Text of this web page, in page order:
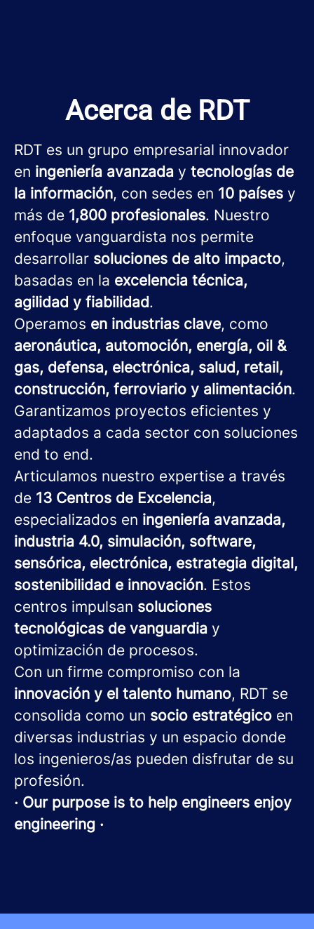
Acerca de RDT
RDT es un grupo empresarial innovador
en ingeniería avanzada y tecnologías de
la información, con sedes en 10 países y
más de 1,800 profesionales. Nuestro
enfoque vanguardista nos permite
desarrollar soluciones de alto impacto,
basadas en la excelencia técnica,
agilidad y fiabilidad.
Operamos en industrias clave, como
aeronáutica, automoción, energía, oil &
gas, defensa, electrónica, salud, retail,
construcción, ferroviario y alimentación.
Garantizamos proyectos eficientes y
adaptados a cada sector con soluciones
end to end.
Articulamos nuestro expertise a través
de 13 Centros de Excelencia,
especializados en ingeniería avanzada,
industria 4.0, simulación, software,
sensórica, electrónica, estrategia digital,
sostenibilidad e innovación. Estos
centros impulsan soluciones
tecnológicas de vanguardia y
optimización de procesos.
Con un firme compromiso con la
innovación y el talento humano, RDT se
consolida como un socio estratégico en
diversas industrias y un espacio donde
los ingenieros/as pueden disfrutar de su
profesión.
· Our purpose is to help engineers enjoy
engineering ·